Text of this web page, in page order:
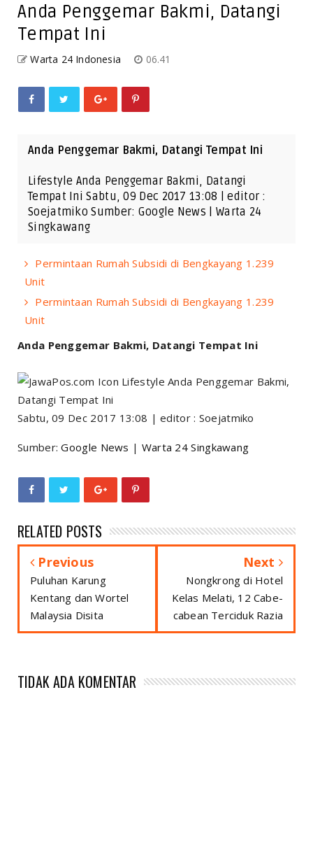
Anda Penggemar Bakmi, Datangi
Tempat Ini
Warta 24 Indonesia 06.41
Anda Penggemar Bakmi, Datangi Tempat Ini
Lifestyle Anda Penggemar Bakmi, Datangi
Tempat Ini Sabtu, 09 Dec 2017 13:08 | editor :
Soejatmiko Sumber: Google News | Warta 24
Singkawang
Permintaan Rumah Subsidi di Bengkayang 1.239
Unit
Permintaan Rumah Subsidi di Bengkayang 1.239
Unit
Anda Penggemar Bakmi, Datangi Tempat Ini
Lifestyle Anda Penggemar Bakmi,
Datangi Tempat Ini
Sabtu, 09 Dec 2017 13:08 | editor : Soejatmiko
Sumber:Google News | Warta 24 Singkawang
RELATED POSTS
Previous
Puluhan Karung
Kentang dan Wortel
Malaysia Disita
Next
Nongkrong di Hotel
Kelas Melati, 12 Cabe-
cabean Terciduk Razia
TIDAK ADA KOMENTAR